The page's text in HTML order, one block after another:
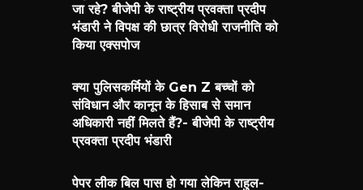
जा रहे? बीजेपी के राष्ट्रीय प्रवक्ता प्रदीप
भंडारी ने विपक्ष की छात्र विरोधी राजनीति को
किया एक्सपोज
क्या पुलिसकर्मियों के Gen Z बच्चों को
संविधान और कानून के हिसाब से समान
अधिकारी नहीं मिलते हैं?- बीजेपी के राष्ट्रीय
प्रवक्ता प्रदीप भंडारी
पेपर लीक बिल पास हो गया लेकिन राहुल-